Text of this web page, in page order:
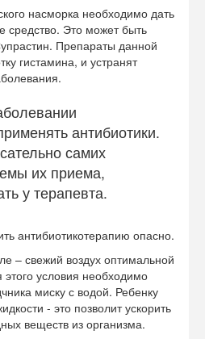
насморка необходимо дать
средство. Это может быть
Препараты данной
гистамина, и устранят
антибиотики.
самих
их приема,
у терапевта.
антибиотикотерапию опасно.
– свежий воздух оптимальной
условия необходимо
миску с водой. Ребенку
- это позволит ускорить
веществ из организма.